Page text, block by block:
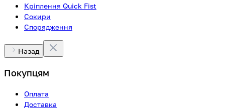
Кріплення Quick Fist
Сокири
Спорядження
Назад
Покупцям
Оплата
Доставка